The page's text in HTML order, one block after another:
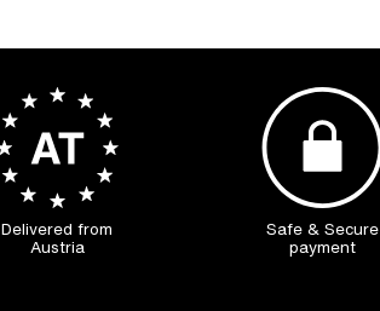
Delivered from
Austria
Safe & Secure
payment